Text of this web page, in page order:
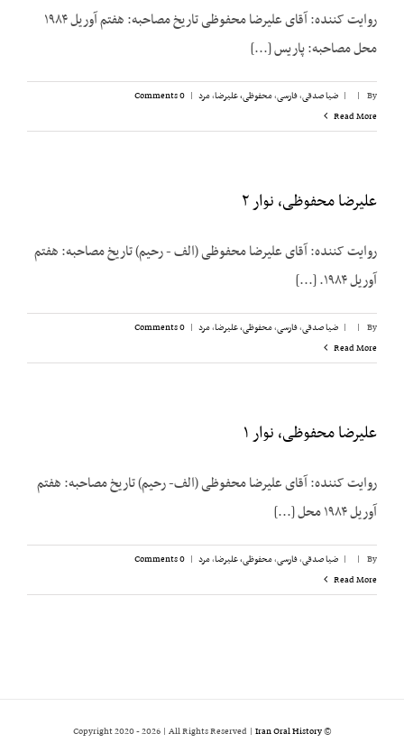
روایت کننده: آقای علیرضا محفوظی تاریخ مصاحبه: هفتم آوریل ۱۹۸۴
محل مصاحبه: پاریس [...]
By
|
| ضیا صدقی,فارسی,محفوظی، علیرضا,مرد |
0 Comments
Read More
علیرضا محفوظی، نوار ۲
روایت کننده: آقای علیرضا محفوظی (الف - رحیم) تاریخ مصاحبه: هفتم
آوریل ۱۹۸۴. [...]
By
|
| ضیا صدقی,فارسی,محفوظی، علیرضا,مرد |
0 Comments
Read More
علیرضا محفوظی، نوار ۱
روایت کننده: آقای علیرضا محفوظی (الف- رحیم) تاریخ مصاحبه: هفتم
آوریل ۱۹۸۴ محل [...]
By
|
| ضیا صدقی,فارسی,محفوظی، علیرضا,مرد |
0 Comments
Read More
© Copyright 2020 -
2026 | All Rights Reserved | Iran Oral History